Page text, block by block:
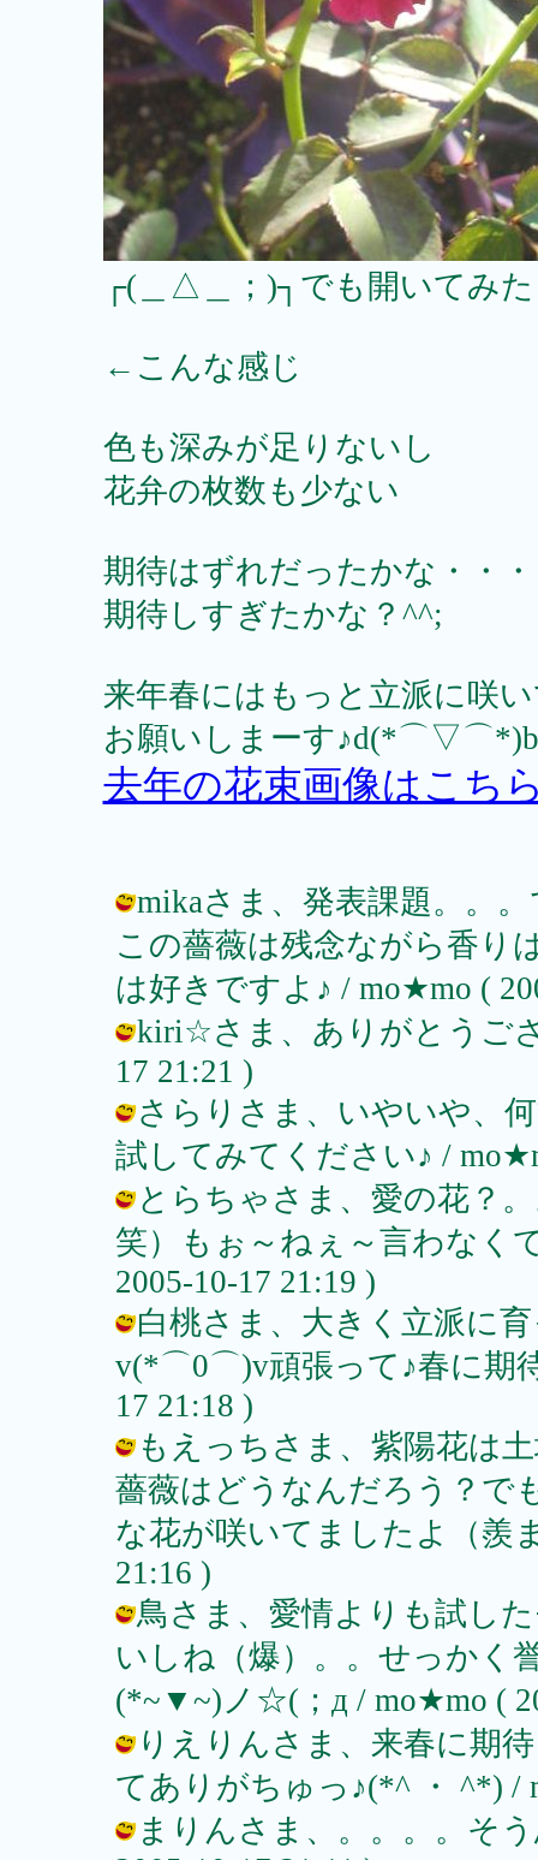
┌(＿△＿；)┐でも開いてみ
←こんな感じ
色も深みが足りないし
花弁の枚数も少ない
期待はずれだったかな・・・
期待しすぎたかな？^^;
来年春にはもっと立派に咲
お願いしまーす
去年の花束画像はこち
mikaさま、発表課題。。
この薔薇は残念ながら香り
は好きですよ♪ / mo★mo (
kiri☆さま、ありがとうご
17 21:21 )
さらりさま、いやいや、
試してみてください♪ /
とらちゃさま、愛の花？
笑）もぉ～ねぇ～言わなく
2005-10-17 21:19 )
白桃さま、大きく立派に
v(*⌒0⌒)v頑張って♪春に期
17 21:18 )
もえっちさま、紫陽花は
薔薇はどうなんだろう？で
な花が咲いてましたよ（羨
21:16 )
鳥さま、愛情よりも試し
いしね（爆）。。せっかく
(*~▼~)ノ☆(；д / mo★mo (
りえりんさま、来春に期
てありがちゅっ♪(*^ ・ ^*) /
まりんさま、。。。。そ